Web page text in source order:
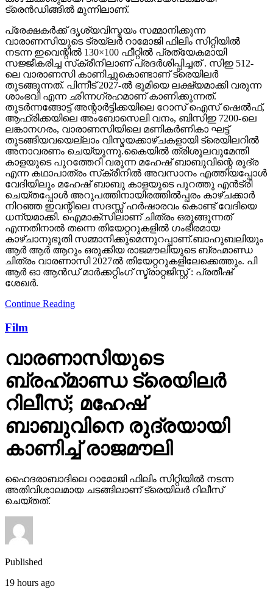
പ്രേക്ഷകർക്ക് ദൃശ്യവിസ്മയം സമ്മാനിക്കുന്ന
വാരാണസിയുടെ ട്രയ്ലർ റാമോജി ഫിലിം സിറ്റിയിൽ
നടന്ന ഇവെന്റിൽ 130×100 ഫീറ്റിൽ പ്രത്യേകമായി
സജ്ജീകരിച്ച സ്‌ക്രീനിലാണ് പ്രദർശിപ്പിച്ചത് . സിഇ 512-
ലെ വാരാണസി കാണിച്ചുകൊണ്ടാണ് ട്രെയിലര്‍
തുടങ്ങുന്നത്. പിന്നീട് 2027-ല്‍ ഭൂമിയെ ലക്ഷ്യമാക്കി വരുന്ന
ശാംഭവി എന്ന ഛിന്നഗ്രഹമാണ് കാണിക്കുന്നത്.
തുടര്‍ന്നങ്ങോട്ട് അന്റാര്‍ട്ടിക്കയിലെ റോസ് ഐസ് ഷെല്‍ഫ്,
ആഫ്രിക്കയിലെ അംബോസെലി വനം, ബിസിഇ 7200-ലെ
ലങ്കാനഗരം, വാരാണസിയിലെ മണികര്‍ണികാ ഘട്ട്
തുടങ്ങിയവയെല്ലാം വിസ്മയക്കാഴ്ചകളായി ട്രെയിലറില്‍
അനാവരണം ചെയ്യുന്നു.കൈയില്‍ ത്രിശൂലവുമേന്തി
കാളയുടെ പുറത്തേറി വരുന്ന മഹേഷ് ബാബുവിന്റെ രുദ്ര
എന്ന കഥാപാത്രം സ്‌ക്രീനിൽ അവസാനം എത്തിയപ്പോൾ
വേദിയിലും മഹേഷ് ബാബു കാളയുടെ പുറത്തു എൻട്രി
ചെയ്തപ്പോൾ അറുപത്തിനായിരത്തിൽപ്പരം കാഴ്ചക്കാർ
നിറഞ്ഞ ഇവന്റിലെ സദസ്സ് ഹർഷാരവം കൊണ്ട് വേദിയെ
ധന്യമാക്കി. ഐമാക്‌സിലാണ് ചിത്രം ഒരുങ്ങുന്നത്
എന്നതിനാല്‍ തന്നെ തിയേറ്ററുകളില്‍ ഗംഭീരമായ
കാഴ്ചാനുഭൂതി സമ്മാനിക്കുമെന്നുറപ്പാണ്.ബാഹുബലിയും
ആർ ആർ ആറും ഒരുക്കിയ രാജമൗലിയുടെ ബ്രഹ്മാണ്ഡ
ചിത്രം വാരണാസി 2027ൽ തിയേറ്ററുകളിലേക്കെത്തും. പി
ആർ ഓ ആൻഡ് മാർക്കറ്റിംഗ് സ്ട്രാറ്റജിസ്റ്റ് : പ്രതീഷ്
ശേഖർ.
Continue Reading
Film
വാരണാസിയുടെ
ബ്രഹ്‌മാണ്ഡ ട്രെയിലര്‍
റിലീസ്; മഹേഷ്
ബാബുവിനെ രുദ്രയായി
കാണിച്ച് രാജമൗലി
ഹൈദരാബാദിലെ റാമോജി ഫിലിം സിറ്റിയില്‍ നടന്ന
ചെയ്തത്.
Published
19 hours ago
on